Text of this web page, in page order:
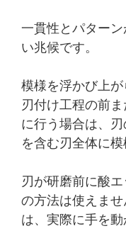
一貫性とパター
い兆候です。
模様を浮かび上が
刃付け工程の前
に行う場合は、
を含む刃全体に模
刃が研磨前に酸
の方法は使えま
は、実際に手を動